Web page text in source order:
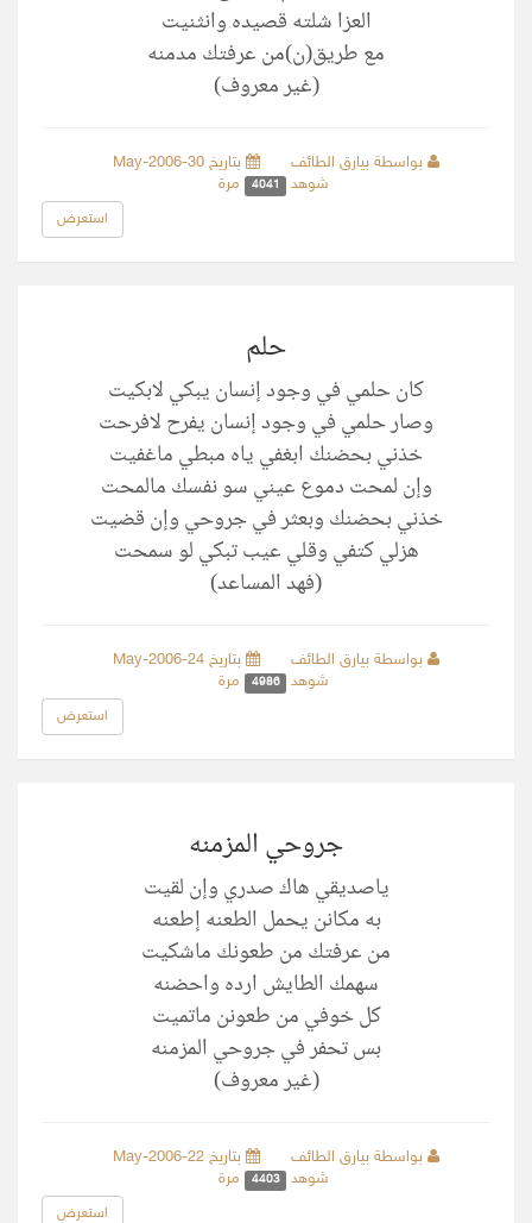
العزا شلته قصيده وانثنيت
مع طريق(ن)من عرفتك مدمنه
(غير معروف)
بواسطة بيارق الطائف
بتاريخ 30-May-2006
شوهد
4041 مرة
استعرض
حلم
كان حلمي في وجود إنسان يبكي لابكيت
وصار حلمي في وجود إنسان يفرح لافرحت
خذني بحضنك ابغفي ياه مبطي ماغفيت
وإن لمحت دموع عيني سو نفسك مالمحت
خذني بحضنك وبعثر في جروحي وإن قضيت
هزلي كتفي وقلي عيب تبكي لو سمحت
(فهد المساعد)
بواسطة بيارق الطائف
بتاريخ 24-May-2006
شوهد
4986 مرة
استعرض
جروحي المزمنه
ياصديقي هاك صدري وإن لقيت
به مكانن يحمل الطعنه إطعنه
من عرفتك من طعونك ماشكيت
سهمك الطايش ارده واحضنه
كل خوفي من طعونن ماتميت
بس تحفر في جروحي المزمنه
(غير معروف)
بواسطة بيارق الطائف
بتاريخ 22-May-2006
شوهد
4403 مرة
استعرض